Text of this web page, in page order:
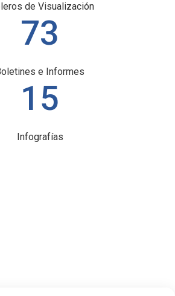
de Visualización
73
e Informes
15
Infografías